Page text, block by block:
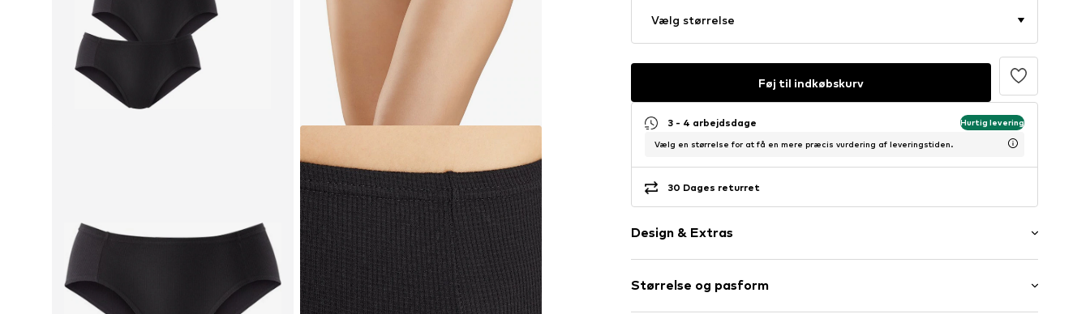
Vælg størrelse
Føj til indkøbskurv
3 - 4 arbejdsdage Hurtig levering
Vælg en størrelse for at få en mere præcis vurdering af leveringstiden.
30 Dages returret
Design & Extras
Jersey
Blødt greb
Størrelse og pasform